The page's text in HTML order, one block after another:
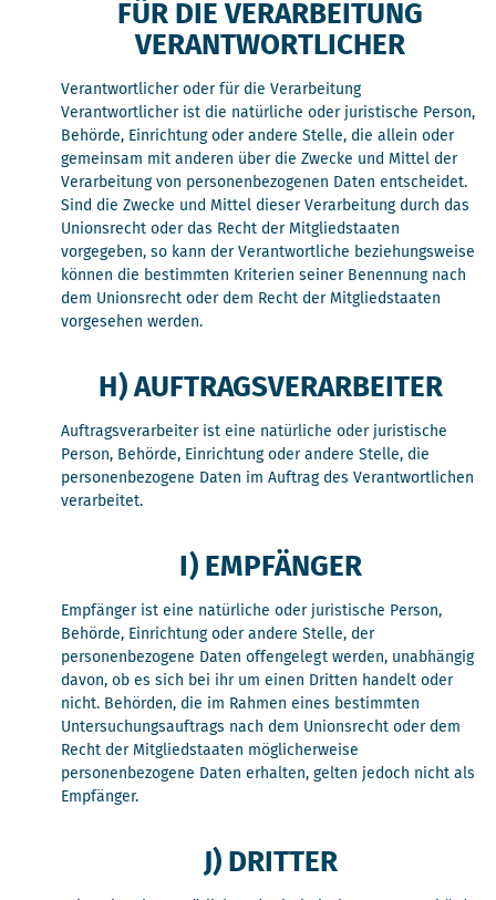
FÜR DIE VERARBEITUNG
VERANTWORTLICHER
Verantwortlicher oder für die Verarbeitung
Verantwortlicher ist die natürliche oder juristische Person,
Behörde, Einrichtung oder andere Stelle, die allein oder
gemeinsam mit anderen über die Zwecke und Mittel der
Verarbeitung von personenbezogenen Daten entscheidet.
Sind die Zwecke und Mittel dieser Verarbeitung durch das
Unionsrecht oder das Recht der Mitgliedstaaten
vorgegeben, so kann der Verantwortliche beziehungsweise
können die bestimmten Kriterien seiner Benennung nach
dem Unionsrecht oder dem Recht der Mitgliedstaaten
vorgesehen werden.
H) AUFTRAGSVERARBEITER
Auftragsverarbeiter ist eine natürliche oder juristische
Person, Behörde, Einrichtung oder andere Stelle, die
personenbezogene Daten im Auftrag des Verantwortlichen
verarbeitet.
I) EMPFÄNGER
Empfänger ist eine natürliche oder juristische Person,
Behörde, Einrichtung oder andere Stelle, der
personenbezogene Daten offengelegt werden, unabhängig
davon, ob es sich bei ihr um einen Dritten handelt oder
nicht. Behörden, die im Rahmen eines bestimmten
Untersuchungsauftrags nach dem Unionsrecht oder dem
Recht der Mitgliedstaaten möglicherweise
personenbezogene Daten erhalten, gelten jedoch nicht als
Empfänger.
J) DRITTER